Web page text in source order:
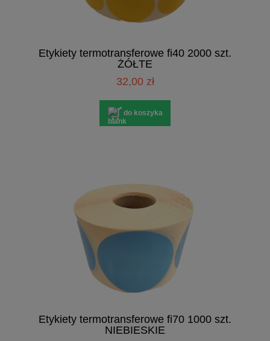
Etykiety termotransferowe fi40 2000 szt.
ŻÓŁTE
32,00 zł
do koszyka
Etykiety termotransferowe fi70 1000 szt.
NIEBIESKIE